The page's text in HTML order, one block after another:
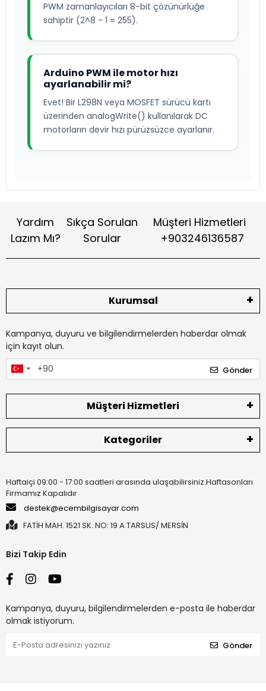
PWM zamanlayıcıları 8-bit çözünürlüğe
sahiptir (2^8 - 1 = 255).
Arduino PWM ile motor hızı
ayarlanabilir mi?
Evet! Bir L298N veya MOSFET sürücü kartı
üzerinden analogWrite() kullanılarak DC
motorların devir hızı pürüzsüzce ayarlanır.
Yardım
Lazım Mı?
Sıkça Sorulan
Sorular
Müşteri Hizmetleri
+903246136587
Kurumsal
Kampanya, duyuru ve bilgilendirmelerden haberdar olmak
için kayıt olun.
Gönder
Müşteri Hizmetleri
Kategoriler
Haftaiçi 09:00 - 17:00 saatleri arasında ulaşabilirsiniz.Haftasonları
Firmamız Kapalıdır
destek@ecembilgisayar.com
FATİH MAH. 1521 SK. NO: 19 A TARSUS/ MERSİN
Bizi Takip Edin
Kampanya, duyuru, bilgilendirmelerden e-posta ile haberdar
olmak istiyorum.
Gönder